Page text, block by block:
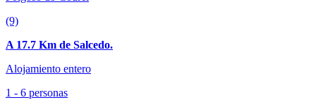
(9)
A 17.7 Km de Salcedo.
Alojamiento entero
1 - 6 personas